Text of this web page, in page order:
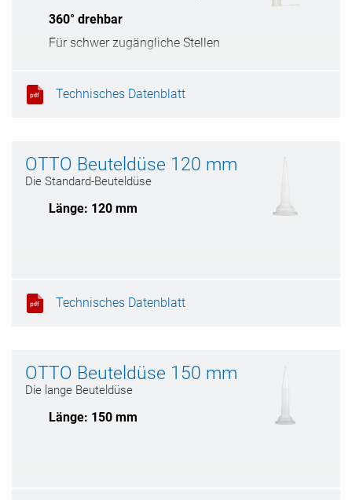
360° drehbar
Für schwer zugängliche Stellen
Technisches Datenblatt
OTTO Beuteldüse 120 mm
Die Standard-Beuteldüse
Länge: 120 mm
Technisches Datenblatt
OTTO Beuteldüse 150 mm
Die lange Beuteldüse
Länge: 150 mm